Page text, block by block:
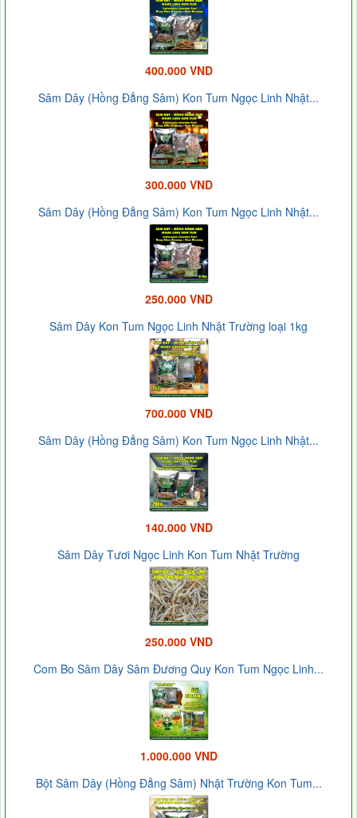
400.000 VND
Sâm Dây (Hồng Đẳng Sâm) Kon Tum Ngọc Linh Nhật...
300.000 VND
Sâm Dây (Hồng Đẳng Sâm) Kon Tum Ngọc Linh Nhật...
250.000 VND
Sâm Dây Kon Tum Ngọc Linh Nhật Trường loại 1kg
700.000 VND
Sâm Dây (Hồng Đẳng Sâm) Kon Tum Ngọc Linh Nhật...
140.000 VND
Sâm Dây Tươi Ngọc Linh Kon Tum Nhật Trường
250.000 VND
Com Bo Sâm Dây Sâm Đương Quy Kon Tum Ngọc Linh...
1.000.000 VND
Bột Sâm Dây (Hồng Đẳng Sâm) Nhật Trường Kon Tum...